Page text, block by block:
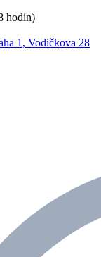
hodin)
1, Vodičkova 28